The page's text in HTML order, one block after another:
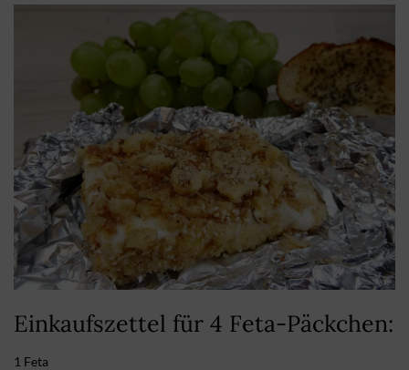
Einkaufszettel für 4 Feta-Päckchen:
1 Feta